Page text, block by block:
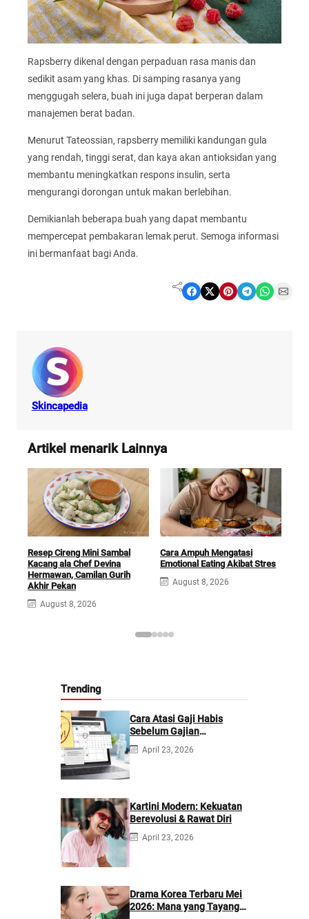
Rapsberry dikenal dengan perpaduan rasa manis dan
sedikit asam yang khas. Di samping rasanya yang
menggugah selera, buah ini juga dapat berperan dalam
manajemen berat badan.
Menurut Tateossian, rapsberry memiliki kandungan gula
yang rendah, tinggi serat, dan kaya akan antioksidan yang
membantu meningkatkan respons insulin, serta
mengurangi dorongan untuk makan berlebihan.
Demikianlah beberapa buah yang dapat membantu
mempercepat pembakaran lemak perut. Semoga informasi
ini bermanfaat bagi Anda.
Share on Facebook Share on X Share on Pinterest Share on Telegram Share on WhatsApp Share on Email
Skincapedia
Artikel menarik Lainnya
Resep Cireng Mini Sambal
Kacang ala Chef Devina
Hermawan, Camilan Gurih
Akhir Pekan
August 8, 2026
Cara Ampuh Mengatasi
Emotional Eating Akibat Stres
August 8, 2026
Trending
Cara Atasi Gaji Habis
Sebelum Gajian
Berikutnya
April 23, 2026
Kartini Modern: Kekuatan
Berevolusi & Rawat Diri
April 23, 2026
Drama Korea Terbaru Mei
2026: Mana yang Tayang